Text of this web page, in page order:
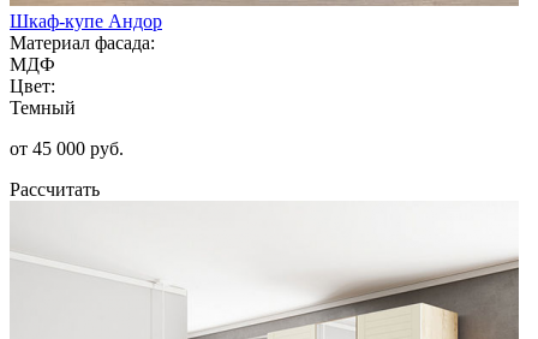
Шкаф-купе Андор
Материал фасада:
МДФ
Цвет:
Темный
от 45 000 руб.
Рассчитать